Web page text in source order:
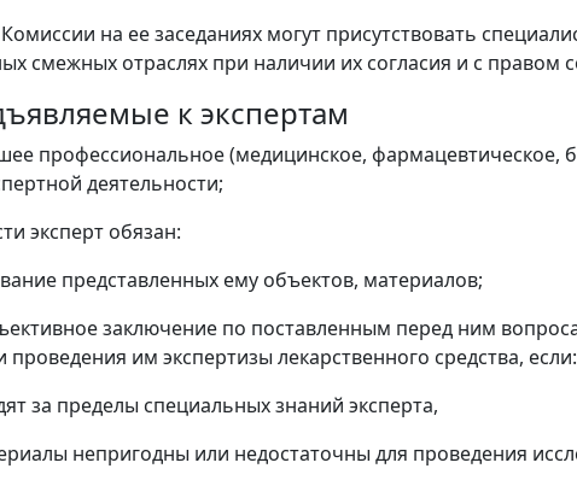
на ее заседаниях могут присутствовать
смежных отраслях при наличии их согласия и с правом
к экспертам
профессиональное (медицинское, фармацевтическое,
деятельности;
эксперт обязан:
представленных ему объектов, материалов;
заключение по поставленным перед ним
им экспертизы лекарственного средства, если:
за пределы специальных знаний эксперта,
непригодны или недостаточны для проведения